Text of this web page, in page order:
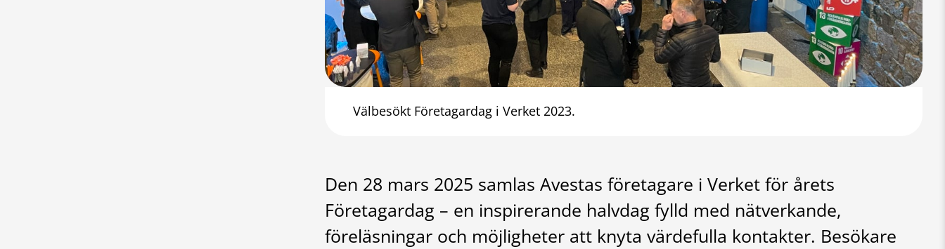
Välbesökt Företagardag i Verket 2023.
Den 28 mars 2025 samlas Avestas företagare i Verket för årets
Företagardag – en inspirerande halvdag fylld med nätverkande,
föreläsningar och möjligheter att knyta värdefulla kontakter. Besökare